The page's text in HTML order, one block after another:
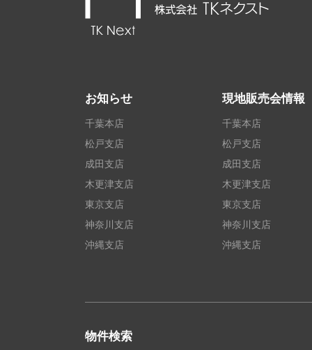
お知らせ
千葉本店
松戸支店
成田支店
木更津支店
東京支店
神奈川支店
沖縄支店
現地販売会情報
千葉本店
松戸支店
成田支店
木更津支店
東京支店
神奈川支店
沖縄支店
物件検索